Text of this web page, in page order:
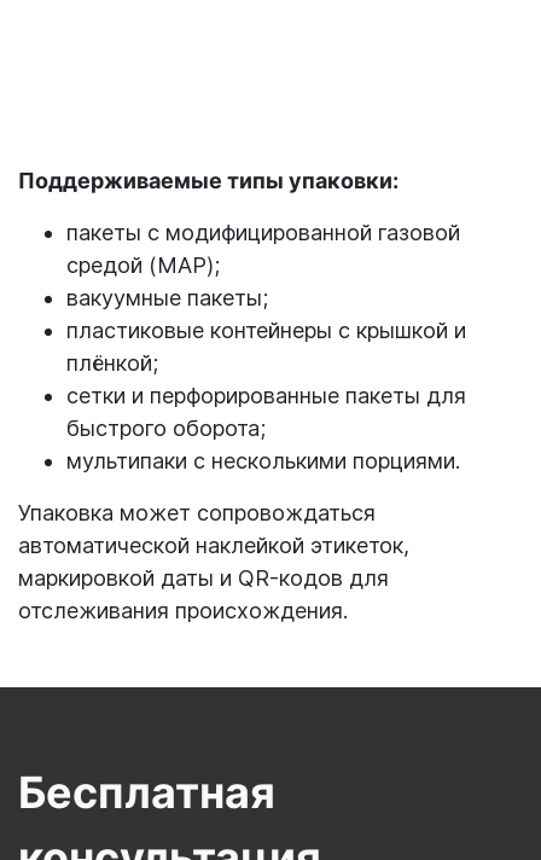
Поддерживаемые типы упаковки:
пакеты с модифицированной газовой
средой (MAP);
вакуумные пакеты;
пластиковые контейнеры с крышкой и
плёнкой;
сетки и перфорированные пакеты для
быстрого оборота;
мультипаки с несколькими порциями.
Упаковка может сопровождаться
автоматической наклейкой этикеток,
маркировкой даты и QR-кодов для
отслеживания происхождения.
Бесплатная